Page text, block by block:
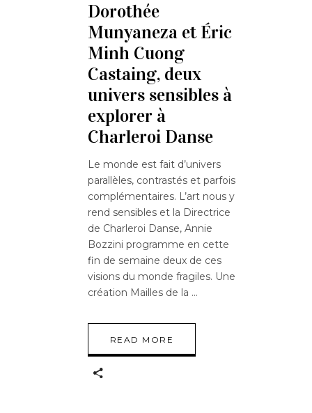
Dorothée
Munyaneza et Éric
Minh Cuong
Castaing, deux
univers sensibles à
explorer à
Charleroi Danse
Le monde est fait d’univers
parallèles, contrastés et parfois
complémentaires. L’art nous y
rend sensibles et la Directrice
de Charleroi Danse, Annie
Bozzini programme en cette
fin de semaine deux de ces
visions du monde fragiles. Une
création Mailles de la
READ MORE